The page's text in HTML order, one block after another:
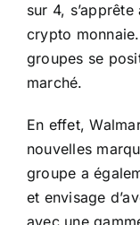
sur 4,
crypto
groupes se
marché.
En effet,
nouvelles
groupe a
et envisage